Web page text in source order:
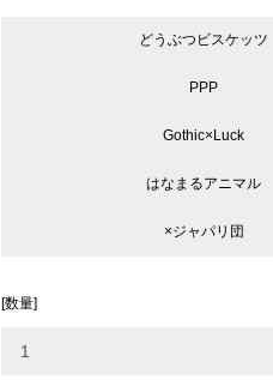
どうぶつビスケッツ
PPP
Gothic×Luck
はなまるアニマル
×ジャパリ団
[数量]